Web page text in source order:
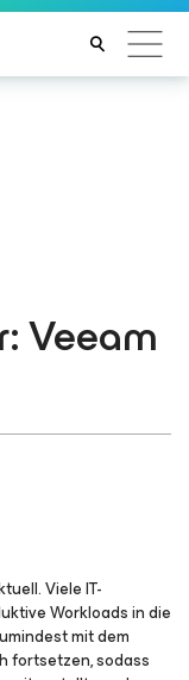
Veeam
Viele IT-
Workloads in die
mit dem
fortsetzen, sodass